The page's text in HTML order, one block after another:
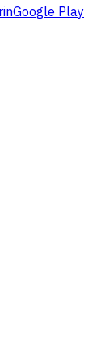
Google Play